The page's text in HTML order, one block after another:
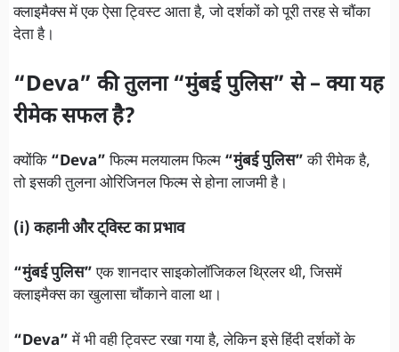
क्लाइमैक्स में एक ऐसा ट्विस्ट आता है, जो दर्शकों को पूरी तरह से चौंका
देता है।
“Deva” की तुलना “मुंबई पुलिस” से – क्या यह
रीमेक सफल है?
क्योंकि “Deva”फिल्म मलयालम फिल्म “मुंबई पुलिस”की रीमेक है,
तो इसकी तुलना ओरिजिनल फिल्म से होना लाजमी है।
(i) कहानी और ट्विस्ट का प्रभाव
“मुंबई पुलिस”एक शानदार साइकोलॉजिकल थ्रिलर थी, जिसमें
क्लाइमैक्स का खुलासा चौंकाने वाला था।
“Deva”में भी वही ट्विस्ट रखा गया है, लेकिन इसे हिंदी दर्शकों के